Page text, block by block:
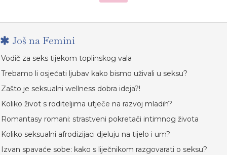
Još na Femini
Vodič za seks tijekom toplinskog vala
Trebamo li osjećati ljubav kako bismo uživali u seksu?
Zašto je seksualni wellness dobra ideja?!
Koliko život s roditeljima utječe na razvoj mladih?
Romantasy romani: strastveni pokretači intimnog života
Koliko seksualni afrodizijaci djeluju na tijelo i um?
Izvan spavaće sobe: kako s liječnikom razgovarati o seksu?